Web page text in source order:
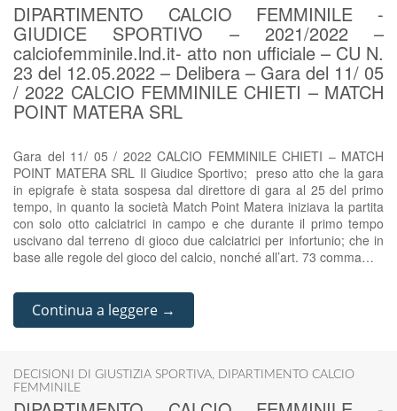
DIPARTIMENTO CALCIO FEMMINILE -
GIUDICE SPORTIVO – 2021/2022 –
calciofemminile.lnd.it- atto non ufficiale – CU N.
23 del 12.05.2022 – Delibera – Gara del 11/ 05
/ 2022 CALCIO FEMMINILE CHIETI – MATCH
POINT MATERA SRL
Gara del 11/ 05 / 2022 CALCIO FEMMINILE CHIETI – MATCH
POINT MATERA SRL Il Giudice Sportivo; preso atto che la gara
in epigrafe è stata sospesa dal direttore di gara al 25 del primo
tempo, in quanto la società Match Point Matera iniziava la partita
con solo otto calciatrici in campo e che durante il primo tempo
uscivano dal terreno di gioco due calciatrici per infortunio; che in
base alle regole del gioco del calcio, nonché all’art. 73 comma…
Continua a leggere →
DECISIONI DI GIUSTIZIA SPORTIVA, DIPARTIMENTO CALCIO
FEMMINILE